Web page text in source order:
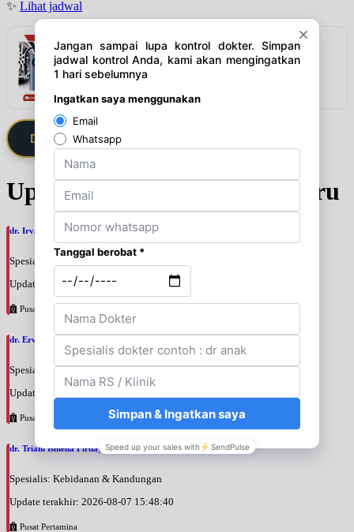
✨ Lihat jadwal
Rekomendasi
SOLUSI DARURAT PENGISIAN ANGIN DI
JALAN!
Daftarkan Saya via Member VIP
Update Jadwal Dokter terbaru
dr. Irvan Adenin, SpOGKFM
Spesialis: Kebidanan & Kandungan
Update terakhir: 2026-08-07 16:10:01
Pusat Pertamina
dr. Erwinsyah Hasyim Harahap, M.Kes
Spesialis: Kebidanan & Kandungan
Update terakhir: 2026-08-07 16:02:11
Pusat Pertamina
dr. Triani Ismelia Firdayanti, SpOG
Spesialis: Kebidanan & Kandungan
Update terakhir: 2026-08-07 15:48:40
Pusat Pertamina